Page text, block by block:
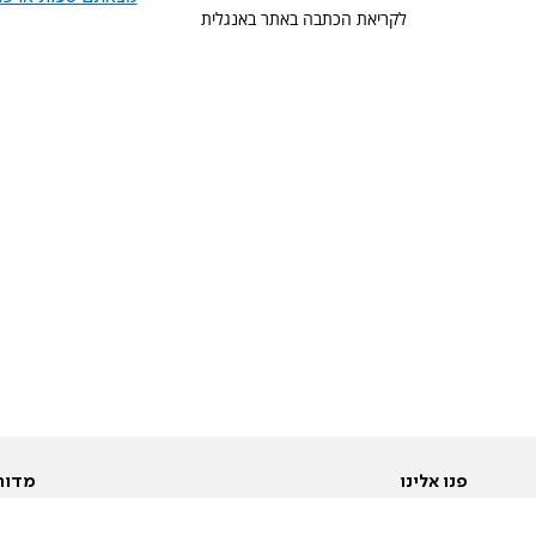
לקריאת הכתבה באתר באנגלית
פנו אלינו